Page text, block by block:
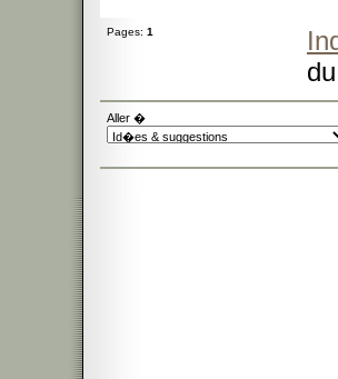
Pages: 1
Aller �